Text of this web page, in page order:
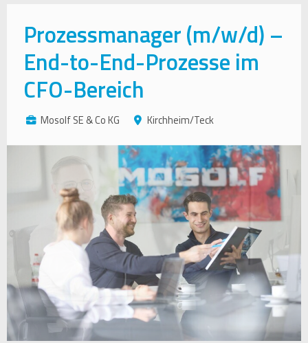
Prozessmanager (m/w/d) –
End-to-End-Prozesse im
CFO-Bereich
Mosolf SE & Co KG Kirchheim/Teck